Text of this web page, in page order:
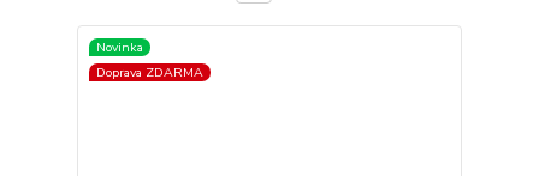
Novinka
Doprava ZDARMA